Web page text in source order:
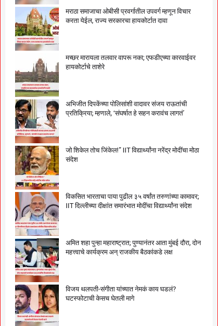
मराठा समाजाचा ओबीसी प्रवर्गातील उपवर्ग म्हणून विचार
करता येईल, राज्य सरकारचा हायकोर्टात दावा
मच्छर मारायला तलवार वापरू नका; एफडीएच्या कारवाईवर
हायकोर्टाचे ताशेरे
अभिजीत दिपकेंच्या पोलिसांशी वादावर संजय राऊतांची
प्रतिक्रिया; म्हणाले, ‘संघर्षात हे सहन करावंच लागतं’
जो शिकेल तोच जिंकेल!” IIT विद्यार्थ्यांना नरेंद्र मोदींचा मोठा
संदेश
विकसित भारताचा पाया पुढील ३५ वर्षांत तरुणांच्या कामावर;
IIT दिल्लीच्या दीक्षांत समारंभात मोदींचा विद्यार्थ्यांना संदेश
अमित शहा पुन्हा महाराष्ट्रात; पुण्यानंतर आता मुंबई दौरा, दोन
महत्त्वाचे कार्यक्रम अन् राजकीय बैठकांकडे लक्ष
विजय थलपती-संगीता यांच्यात नेमकं काय घडलं?
घटस्फोटाची केसच घेतली मागे